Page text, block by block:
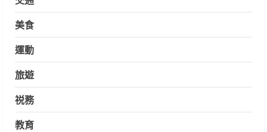
美食
運動
旅遊
祱務
教育